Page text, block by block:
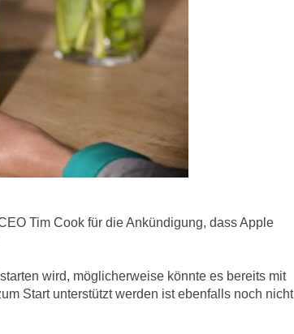
Tim Cook für die Ankündigung, dass Apple
wird, möglicherweise könnte es bereits mit
Start unterstützt werden ist ebenfalls noch nicht